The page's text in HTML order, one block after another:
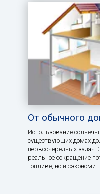
От обычного
Использование
существующих домах
первоочередных задач.
реальное сокращение
топливе, но и